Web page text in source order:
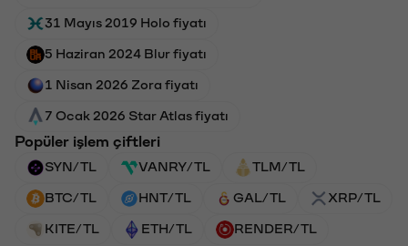
31 Mayıs 2019 Holo fiyatı
5 Haziran 2024 Blur fiyatı
1 Nisan 2026 Zora fiyatı
7 Ocak 2026 Star Atlas fiyatı
Popüler işlem çiftleri
SYN/TL VANRY/TL TLM/TL
BTC/TL HNT/TL GAL/TL XRP/TL
KITE/TL ETH/TL RENDER/TL